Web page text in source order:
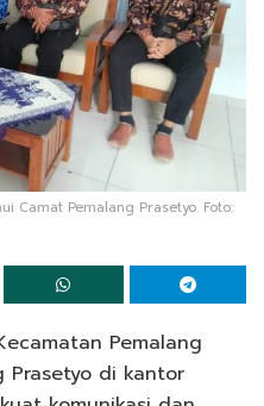
Camat Pemalang Prasetyo. Foto:
Pemalang
Prasetyo di kantor